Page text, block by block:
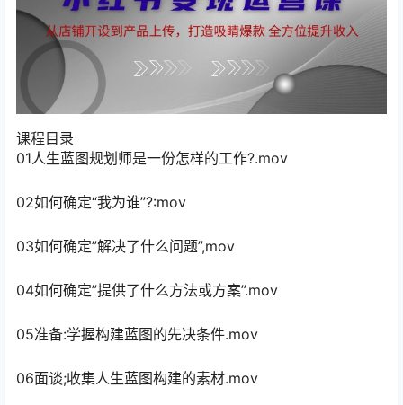
课程目录
01人生蓝图规划师是一份怎样的工作?.mov
02如何确定“我为谁”?:mov
03如何确定”解决了什么问题”,mov
04如何确定”提供了什么方法或方案”.mov
05准备:学握构建蓝图的先决条件.mov
06面谈;收集人生蓝图构建的素材.mov